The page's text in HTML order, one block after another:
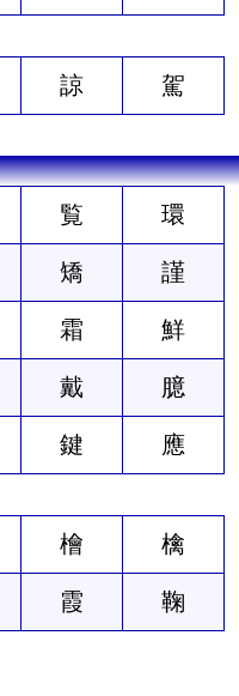
諒 駕
覧 環
矯 謹
霜 鮮
戴 臆
鍵 應
檜 檎
霞 鞠